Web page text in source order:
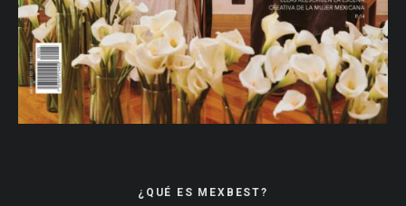
¿QUÉ ES MEXBEST?